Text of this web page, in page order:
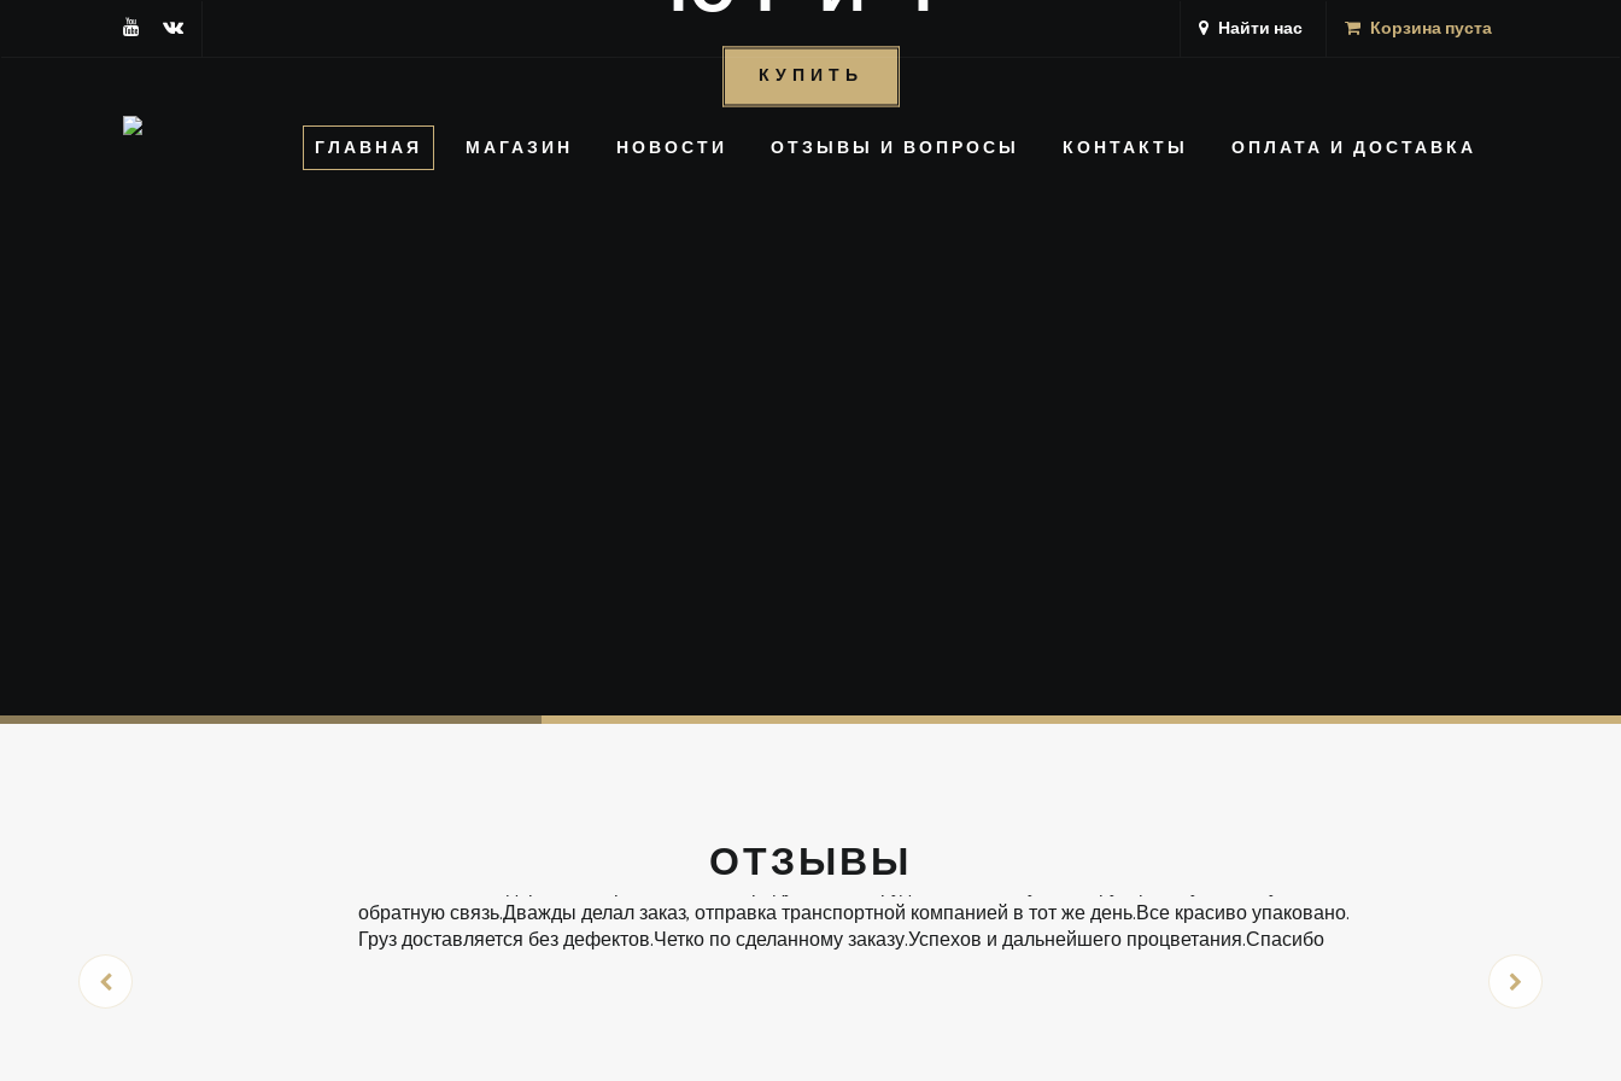
Найти нас Корзина пуста
ГЛАВНАЯ МАГАЗИН НОВОСТИ ОТЗЫВЫ И ВОПРОСЫ КОНТАКТЫ ОПЛАТА И ДОСТАВКА
КУПИТЬ
ОТЗЫВЫ
Хочется поблагодарить интернет магазин "Градус", его сотрудников за четкую,быструю работу.Отличную
обратную связь.Дважды делал заказ, отправка транспортной компанией в тот же день.Все красиво упаковано.
Груз доставляется без дефектов.Четко по сделанному заказу.Успехов и дальнейшего процветания.Спасибо